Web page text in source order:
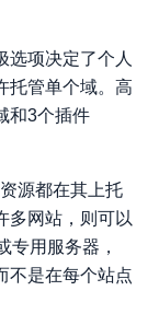
选项决定了个人
托管单个域。高
和3个插件
源都在其上托
多网站，则可以
专用服务器，
不是在每个站点